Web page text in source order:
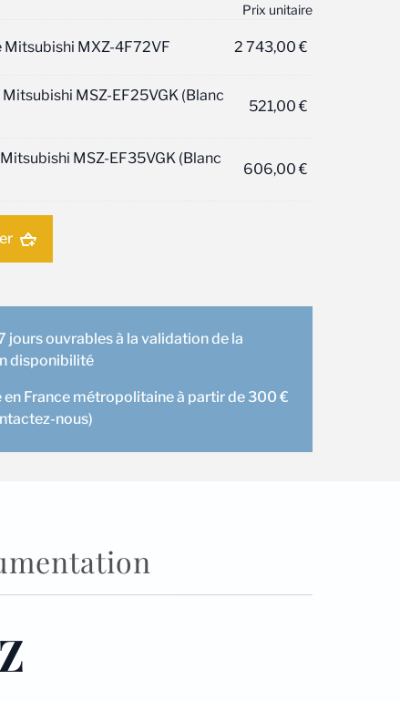
Prix unitaire
Mitsubishi MXZ-4F72VF 2 743,00€
MSZ-EF25VGK (Blanc
521,00€
MSZ-EF35VGK (Blanc
606,00€
jours ouvrables à la validation de la
disponibilité
France métropolitaine à partir de 300 €
nous)